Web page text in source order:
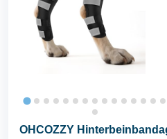
OHCOZZY